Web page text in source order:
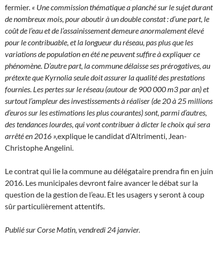
fermier. « Une commission thématique a planché sur le sujet durant
de nombreux mois, pour aboutir à un double constat : d’une part, le
coût de l’eau et de l’assainissement demeure anormalement élevé
pour le contribuable, et la longueur du réseau, pas plus que les
variations de population en été ne peuvent suffire à expliquer ce
phénomène. D’autre part, la commune délaisse ses prérogatives, au
prétexte que Kyrnolia seule doit assurer la qualité des prestations
fournies. Les pertes sur le réseau (autour de 900 000 m3 par an) et
surtout l’ampleur des investissements à réaliser (de 20 à 25 millions
d’euros sur les estimations les plus courantes) sont, parmi d’autres,
des tendances lourdes, qui vont contribuer à dicter le choix qui sera
arrêté en 2016 »,explique le candidat d’Altrimenti, Jean-
Christophe Angelini.
Le contrat qui lie la commune au délégataire prendra fin en juin
2016. Les municipales devront faire avancer le débat sur la
question de la gestion de l’eau. Et les usagers y seront à coup
sûr particulièrement attentifs.
Publié sur Corse Matin, vendredi 24 janvier.